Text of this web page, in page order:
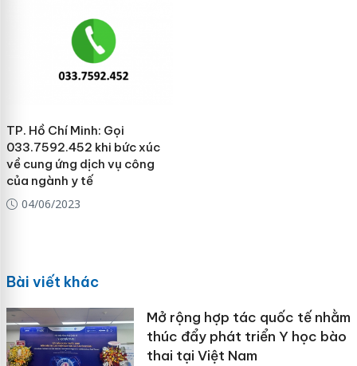
TP. Hồ Chí Minh: Gọi
033.7592.452 khi bức xúc
về cung ứng dịch vụ công
của ngành y tế
04/06/2023
Bài viết khác
Mở rộng hợp tác quốc tế nhằm
thúc đẩy phát triển Y học bào
thai tại Việt Nam